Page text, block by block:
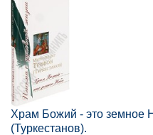
Храм Божий - это земное
(Туркестанов).